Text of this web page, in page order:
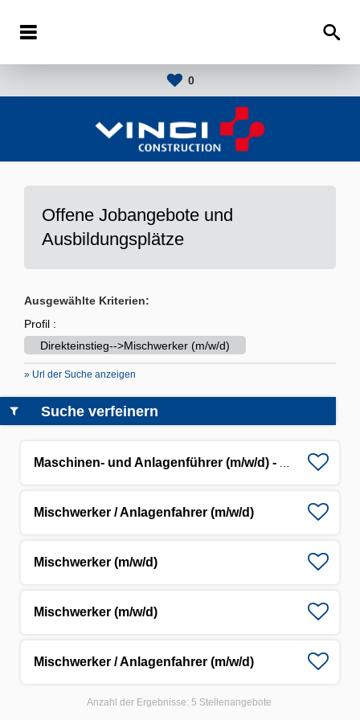
0
Offene Jobangebote und
Ausbildungsplätze
Ausgewählte Kriterien:
Profil :
Direkteinstieg-->Mischwerker (m/w/d)
» Url der Suche anzeigen
Mischwerker / Anlagenfahrer (m/w/d)
Mischwerker (m/w/d)
Mischwerker (m/w/d)
Mischwerker / Anlagenfahrer (m/w/d)
Suche verfeinern
Anzahl der Ergebnisse: 5 Stellenangebote